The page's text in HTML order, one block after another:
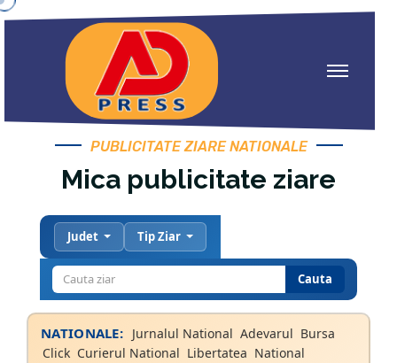
PUBLICITATE ZIARE NATIONALE
Mica publicitate ziare
Judet Tip Ziar
Cauta
NATIONALE: Jurnalul National Adevarul Bursa
Click Curierul National Libertatea National